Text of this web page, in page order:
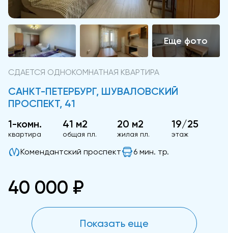
СДАЕТСЯ ОДНОКОМНАТНАЯ КВАРТИРА
САНКТ-ПЕТЕРБУРГ, ШУВАЛОВСКИЙ
ПРОСПЕКТ, 41
1-комн.
квартира
41 м2
общая пл.
20 м2
жилая пл.
19/25
этаж
Комендантский проспект 6 мин. тр.
40 000 ₽
Показать еще